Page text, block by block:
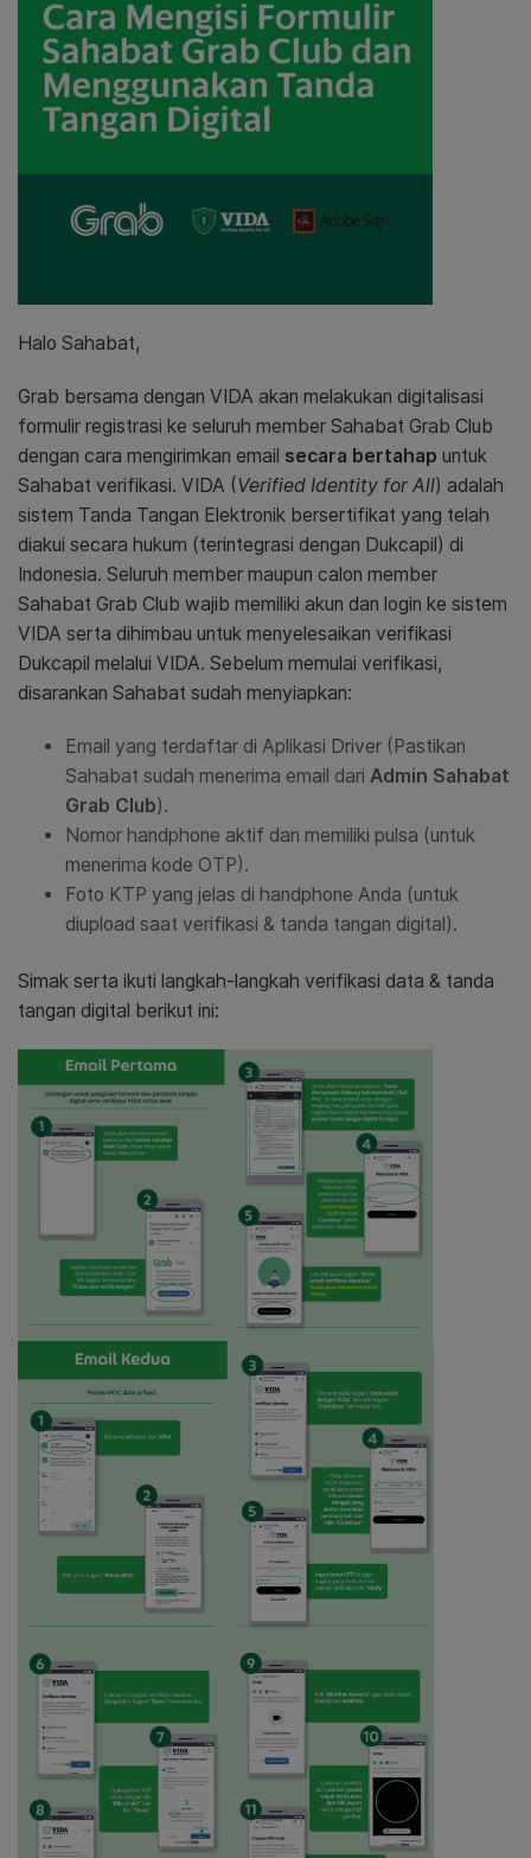
Halo Sahabat,
Grab bersama dengan VIDA akan melakukan digitalisasi
formulir registrasi ke seluruh member Sahabat Grab Club
dengan cara mengirimkan email secara bertahap untuk
Sahabat verifikasi. VIDA (Verified Identity for All) adalah
sistem Tanda Tangan Elektronik bersertifikat yang telah
diakui secara hukum (terintegrasi dengan Dukcapil) di
Indonesia. Seluruh member maupun calon member
Sahabat Grab Club wajib memiliki akun dan login ke sistem
VIDA serta dihimbau untuk menyelesaikan verifikasi
Dukcapil melalui VIDA. Sebelum memulai verifikasi,
disarankan Sahabat sudah menyiapkan:
Email yang terdaftar di Aplikasi Driver (Pastikan
Sahabat sudah menerima email dari Admin Sahabat
Grab Club).
Nomor handphone aktif dan memiliki pulsa (untuk
menerima kode OTP).
Foto KTP yang jelas di handphone Anda (untuk
diupload saat verifikasi & tanda tangan digital).
Simak serta ikuti langkah-langkah verifikasi data & tanda
tangan digital berikut ini: